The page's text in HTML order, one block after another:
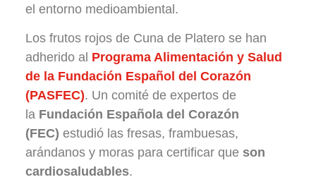
el entorno medioambiental.
Los frutos rojos de Cuna de Platero se han
adherido al Programa Alimentación y Salud
de la Fundación Español del Corazón
(PASFEC). Un comité de expertos de
la Fundación Española del Corazón
(FEC) estudió las fresas, frambuesas,
arándanos y moras para certificar que son
cardiosaludables.